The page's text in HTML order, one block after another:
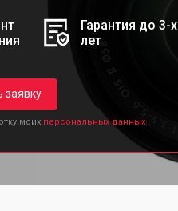
Гарантия до 3-х
лет
заявку
моих персональных данных.